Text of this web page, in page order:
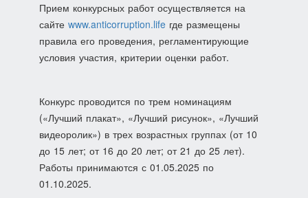
Прием конкурсных работ осуществляется на
сайте www.anticorruption.lifeгде размещены
правила его проведения, регламентирующие
условия участия, критерии оценки работ.
Конкурс проводится по трем номинациям
(«Лучший плакат», «Лучший рисунок», «Лучший
видеоролик») в трех возрастных группах (от 10
до 15 лет; от 16 до 20 лет; от 21 до 25 лет).
Работы принимаются с 01.05.2025 по
01.10.2025.